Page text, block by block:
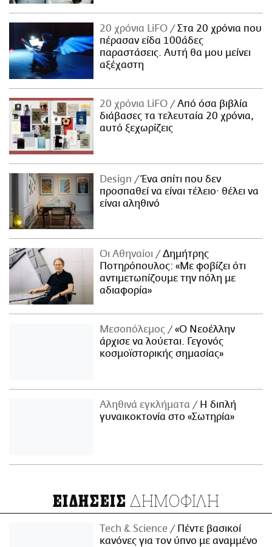
20 χρόνια LiFO
Στα 20 χρόνια που
πέρασαν είδα 100άδες
παραστάσεις. Αυτή θα μου μείνει
αξέχαστη
20 χρόνια LiFO
Από όσα βιβλία
διάβασες τα τελευταία 20 χρόνια,
αυτό ξεχωρίζεις
Design
Ένα σπίτι που δεν
προσπαθεί να είναι τέλειο· θέλει να
είναι αληθινό
Οι Αθηναίοι
Δημήτρης
Ποτηρόπουλος: «Με φοβίζει ότι
αντιμετωπίζουμε την πόλη με
αδιαφορία»
Μεσοπόλεμος
«Ο Νεοέλλην
άρχισε να λούεται. Γεγονός
κοσμοϊστορικής σημασίας»
Αληθινά εγκλήματα
Η διπλή
γυναικοκτονία στο «Σωτηρία»
ΕΙΔΗΣΕΙΣ ΔΗΜΟΦΙΛΗ
Τech & Science
Πέντε βασικοί
κανόνες για τον ύπνο με αναμμένο